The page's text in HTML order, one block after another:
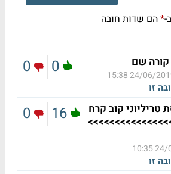
*הם שדות חובה
קורה שם
24/06/2019
זו
0
0
טריליוני קוב קרח
24/
זו
16
0